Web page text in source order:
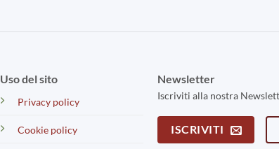
Uso del sito
Privacy policy
Cookie policy
Newsletter
Iscriviti alla nostra
ISCRIVITI